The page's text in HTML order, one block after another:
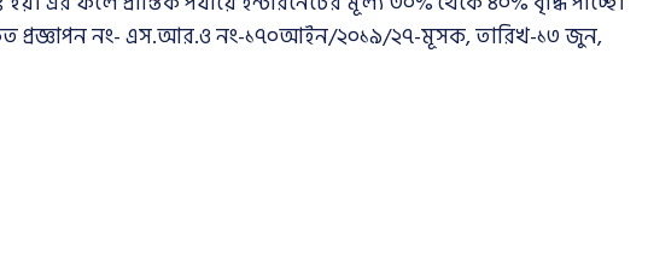
প্রজ্ঞাপন নং- এস.আর.ও নং-১৭০আইন/২০১৯/২৭-মূসক, তারিখ-১৩ জুন,